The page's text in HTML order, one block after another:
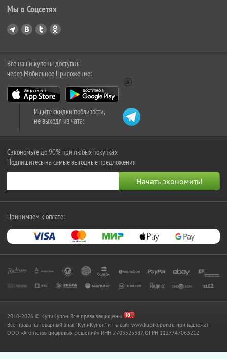
Мы в Соцсетях
Все наши купоны доступны
через Мобильное Приложение:
Ищите скидки поблизости,
не выходя из чата:
Сэкономьте до 90% при любых покупках
Подпишитесь на самые выгодные предложения
Принимаем к оплате:
2010-2026 © КупиКупон. Все права защищены.
Все права на товарный знак "КупиКупон" и на сайт www.kupikupon.ru принадлежат
OOO «Агентство цифровых решений» ИНН 7705523387, ОГРН 1127747063212